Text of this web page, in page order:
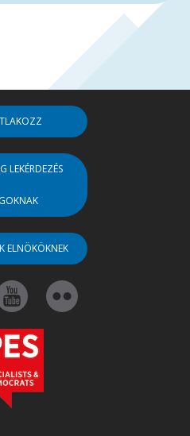
LEKÉRDEZÉS
ELNÖKÖKNEK